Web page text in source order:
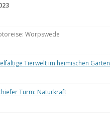
Worpswede
Tierwelt im heimischen Garten
Turm: Naturkraft